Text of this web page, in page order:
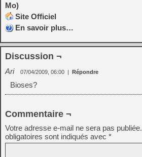
Mo)
Site Officiel
En savoir plus…
Discussion ¬
Ari 07/04/2009, 06:00 | Répondre
Bioses?
Commentaire ¬
Votre adresse e-mail ne sera pas publiée.
obligatoires sont indiqués avec *